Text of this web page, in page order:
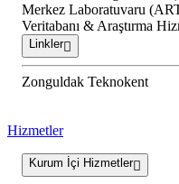
Merkez Laboratuvaru
Veritabanı & Araştırma
Linkler
Zonguldak Teknokent
Hizmetler
Kurum İçi Hizmetler